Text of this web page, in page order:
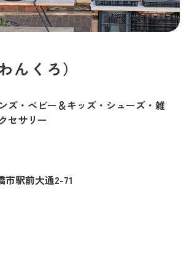
んくろ）
ズ・ベビー＆キッズ・シューズ・雑
セサリー
駅前大通2-71